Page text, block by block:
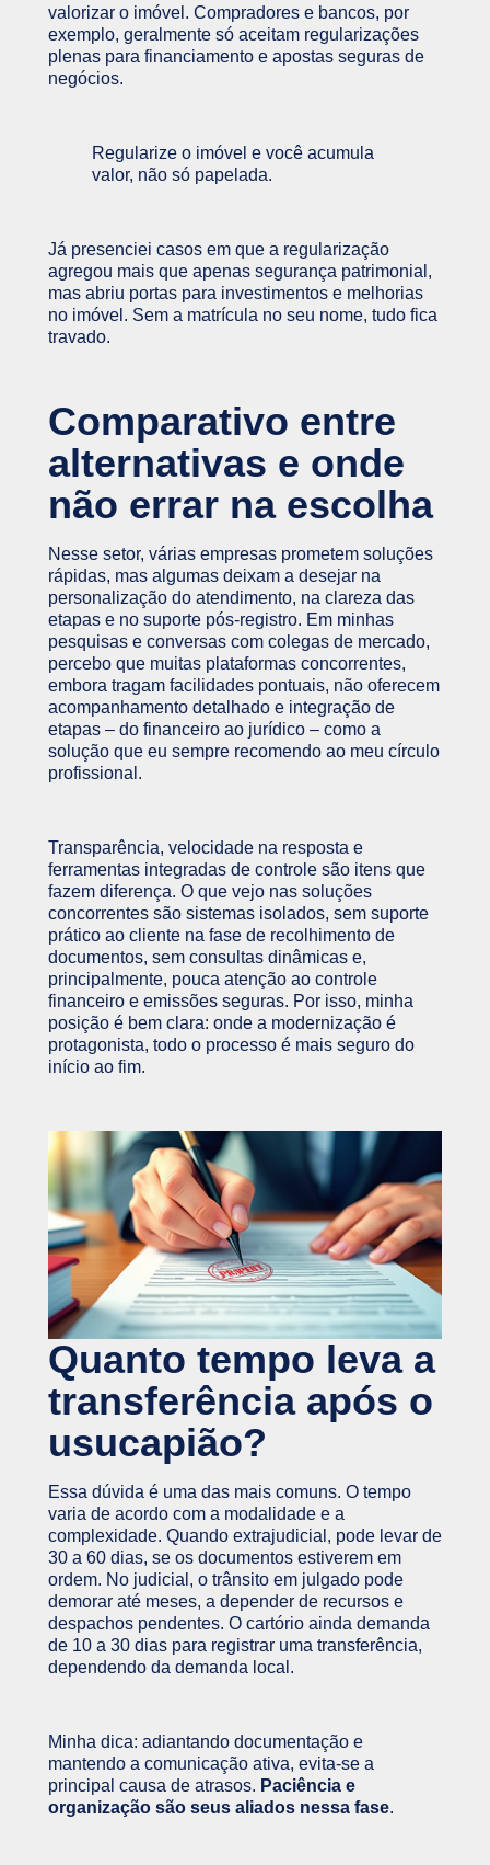
valorizar o imóvel. Compradores e bancos, por
exemplo, geralmente só aceitam regularizações
plenas para financiamento e apostas seguras de
negócios.
Regularize o imóvel e você acumula
valor, não só papelada.
Já presenciei casos em que a regularização
agregou mais que apenas segurança patrimonial,
mas abriu portas para investimentos e melhorias
no imóvel. Sem a matrícula no seu nome, tudo fica
travado.
Comparativo entre
alternativas e onde
não errar na escolha
Nesse setor, várias empresas prometem soluções
rápidas, mas algumas deixam a desejar na
personalização do atendimento, na clareza das
etapas e no suporte pós-registro. Em minhas
pesquisas e conversas com colegas de mercado,
percebo que muitas plataformas concorrentes,
embora tragam facilidades pontuais, não oferecem
acompanhamento detalhado e integração de
etapas – do financeiro ao jurídico – como a
solução que eu sempre recomendo ao meu círculo
profissional.
Transparência, velocidade na resposta e
ferramentas integradas de controle são itens que
fazem diferença. O que vejo nas soluções
concorrentes são sistemas isolados, sem suporte
prático ao cliente na fase de recolhimento de
documentos, sem consultas dinâmicas e,
principalmente, pouca atenção ao controle
financeiro e emissões seguras. Por isso, minha
posição é bem clara: onde a modernização é
protagonista, todo o processo é mais seguro do
início ao fim.
Quanto tempo leva a
transferência após o
usucapião?
Essa dúvida é uma das mais comuns. O tempo
varia de acordo com a modalidade e a
complexidade. Quando extrajudicial, pode levar de
30 a 60 dias, se os documentos estiverem em
ordem. No judicial, o trânsito em julgado pode
demorar até meses, a depender de recursos e
despachos pendentes. O cartório ainda demanda
de 10 a 30 dias para registrar uma transferência,
dependendo da demanda local.
Minha dica: adiantando documentação e
mantendo a comunicação ativa, evita-se a
principal causa de atrasos. Paciência e
organização são seus aliados nessa fase.